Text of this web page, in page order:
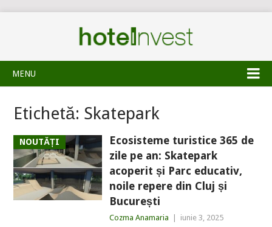
MENU
Etichetă: Skatepark
NOUTĂȚI
Ecosisteme turistice 365 de
zile pe an: Skatepark
acoperit și Parc educativ,
noile repere din Cluj și
București
Cozma Anamaria iunie 3, 2025